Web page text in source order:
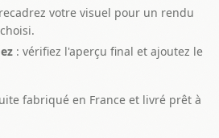
votre visuel pour un rendu
: vérifiez l'aperçu final et ajoutez le
fabriqué en France et livré prêt à